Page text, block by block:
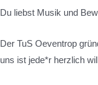
Du liebst Musik und
Der TuS Oeventrop
uns ist jede*r herzlich